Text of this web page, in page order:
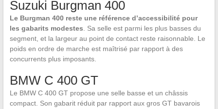
Suzuki Burgman 400
Le Burgman 400 reste une référence d’accessibilité pour
les gabarits modestes . Sa selle est parmi les plus basses du
segment, et la largeur au point de contact reste raisonnable. Le
poids en ordre de marche est maîtrisé par rapport à des
concurrents plus imposants.
BMW C 400 GT
Le BMW C 400 GT propose une selle basse et un châssis
compact. Son gabarit réduit par rapport aux gros GT bavarois